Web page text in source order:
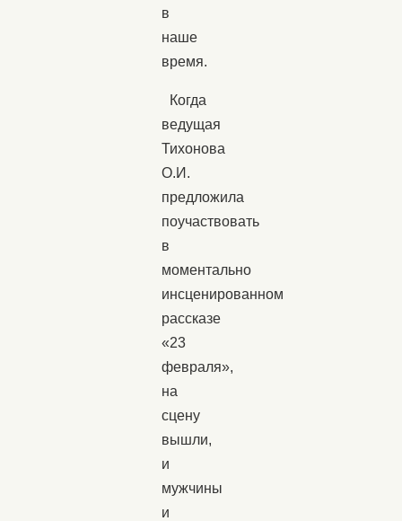
в
наше
время.
Когда
ведущая
Тихонова
О.И.
предложила
поучаствовать
в
моментально
инсценированном
рассказе
«23
февраля»,
на
сцену
вышли,
и
мужчины
и